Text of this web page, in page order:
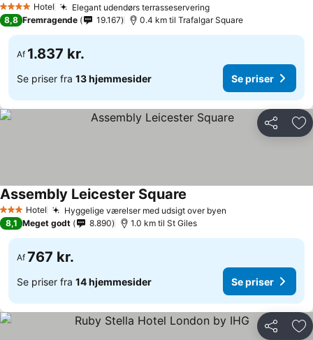
4 StjernerHotel Elegant udendørs terrasseservering
8,8 Fremragende 19.167 0.4 km til Trafalgar Square
Af 1.837 kr.
Se priser fra 13 hjemmesider Se priser
Del
3 StjernerHotel Hyggelige værelser med udsigt over byen
Assembly Leicester Square
8,1 Meget godt 8.890 1.0 km til St Giles
Af 767 kr.
Se priser fra 14 hjemmesider Se priser
Del